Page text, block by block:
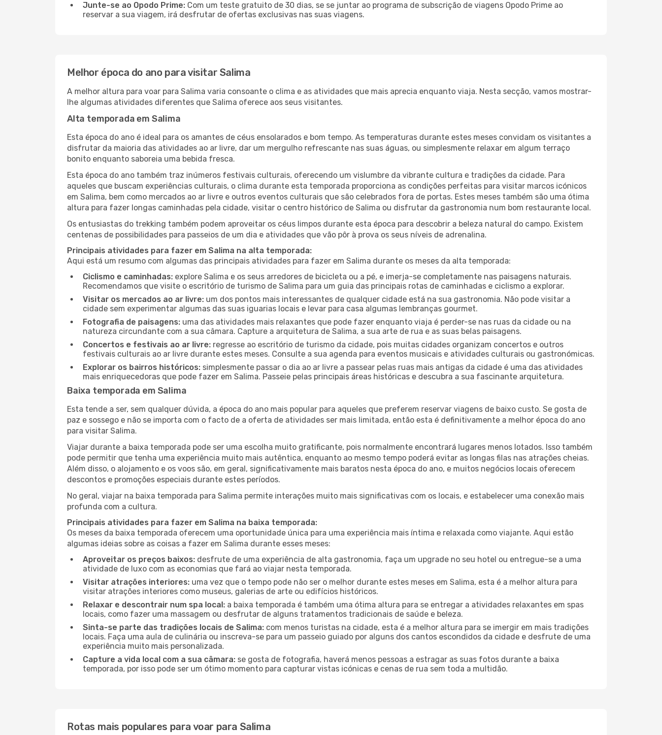
Junte-se ao Opodo Prime: Com um teste gratuito de 30 dias, se se juntar ao programa de subscrição de viagens Opodo Prime ao
reservar a sua viagem, irá desfrutar de ofertas exclusivas nas suas viagens.
Melhor época do ano para visitar Salima
A melhor altura para voar para Salima varia consoante o clima e as atividades que mais aprecia enquanto viaja. Nesta secção, vamos mostrar-
lhe algumas atividades diferentes que Salima oferece aos seus visitantes.
Alta temporada em Salima
Esta época do ano é ideal para os amantes de céus ensolarados e bom tempo. As temperaturas durante estes meses convidam os visitantes a
disfrutar da maioria das atividades ao ar livre, dar um mergulho refrescante nas suas águas, ou simplesmente relaxar em algum terraço
bonito enquanto saboreia uma bebida fresca.
Esta época do ano também traz inúmeros festivais culturais, oferecendo um vislumbre da vibrante cultura e tradições da cidade. Para
aqueles que buscam experiências culturais, o clima durante esta temporada proporciona as condições perfeitas para visitar marcos icónicos
em Salima, bem como mercados ao ar livre e outros eventos culturais que são celebrados fora de portas. Estes meses também são uma ótima
altura para fazer longas caminhadas pela cidade, visitar o centro histórico de Salima ou disfrutar da gastronomia num bom restaurante local.
Os entusiastas do trekking também podem aproveitar os céus limpos durante esta época para descobrir a beleza natural do campo. Existem
centenas de possibilidades para passeios de um dia e atividades que vão pôr à prova os seus níveis de adrenalina.
Principais atividades para fazer em Salima na alta temporada:
Aqui está um resumo com algumas das principais atividades para fazer em Salima durante os meses da alta temporada:
Ciclismo e caminhadas: explore Salima e os seus arredores de bicicleta ou a pé, e imerja-se completamente nas paisagens naturais.
Recomendamos que visite o escritório de turismo de Salima para um guia das principais rotas de caminhadas e ciclismo a explorar.
Visitar os mercados ao ar livre: um dos pontos mais interessantes de qualquer cidade está na sua gastronomia. Não pode visitar a
cidade sem experimentar algumas das suas iguarias locais e levar para casa algumas lembranças gourmet.
Fotografia de paisagens: uma das atividades mais relaxantes que pode fazer enquanto viaja é perder-se nas ruas da cidade ou na
natureza circundante com a sua câmara. Capture a arquitetura de Salima, a sua arte de rua e as suas belas paisagens.
Concertos e festivais ao ar livre: regresse ao escritório de turismo da cidade, pois muitas cidades organizam concertos e outros
festivais culturais ao ar livre durante estes meses. Consulte a sua agenda para eventos musicais e atividades culturais ou gastronómicas.
Explorar os bairros históricos: simplesmente passar o dia ao ar livre a passear pelas ruas mais antigas da cidade é uma das atividades
mais enriquecedoras que pode fazer em Salima. Passeie pelas principais áreas históricas e descubra a sua fascinante arquitetura.
Baixa temporada em Salima
Esta tende a ser, sem qualquer dúvida, a época do ano mais popular para aqueles que preferem reservar viagens de baixo custo. Se gosta de
paz e sossego e não se importa com o facto de a oferta de atividades ser mais limitada, então esta é definitivamente a melhor época do ano
para visitar Salima.
Viajar durante a baixa temporada pode ser uma escolha muito gratificante, pois normalmente encontrará lugares menos lotados. Isso também
pode permitir que tenha uma experiência muito mais autêntica, enquanto ao mesmo tempo poderá evitar as longas filas nas atrações cheias.
Além disso, o alojamento e os voos são, em geral, significativamente mais baratos nesta época do ano, e muitos negócios locais oferecem
descontos e promoções especiais durante estes períodos.
No geral, viajar na baixa temporada para Salima permite interações muito mais significativas com os locais, e estabelecer uma conexão mais
profunda com a cultura.
Principais atividades para fazer em Salima na baixa temporada:
Os meses da baixa temporada oferecem uma oportunidade única para uma experiência mais íntima e relaxada como viajante. Aqui estão
algumas ideias sobre as coisas a fazer em Salima durante esses meses:
Aproveitar os preços baixos: desfrute de uma experiência de alta gastronomia, faça um upgrade no seu hotel ou entregue-se a uma
atividade de luxo com as economias que fará ao viajar nesta temporada.
Visitar atrações interiores: uma vez que o tempo pode não ser o melhor durante estes meses em Salima, esta é a melhor altura para
visitar atrações interiores como museus, galerias de arte ou edifícios históricos.
Relaxar e descontrair num spa local: a baixa temporada é também uma ótima altura para se entregar a atividades relaxantes em spas
locais, como fazer uma massagem ou desfrutar de alguns tratamentos tradicionais de saúde e beleza.
Sinta-se parte das tradições locais de Salima: com menos turistas na cidade, esta é a melhor altura para se imergir em mais tradições
locais. Faça uma aula de culinária ou inscreva-se para um passeio guiado por alguns dos cantos escondidos da cidade e desfrute de uma
experiência muito mais personalizada.
Capture a vida local com a sua câmara: se gosta de fotografia, haverá menos pessoas a estragar as suas fotos durante a baixa
temporada, por isso pode ser um ótimo momento para capturar vistas icónicas e cenas de rua sem toda a multidão.
Rotas mais populares para voar para Salima